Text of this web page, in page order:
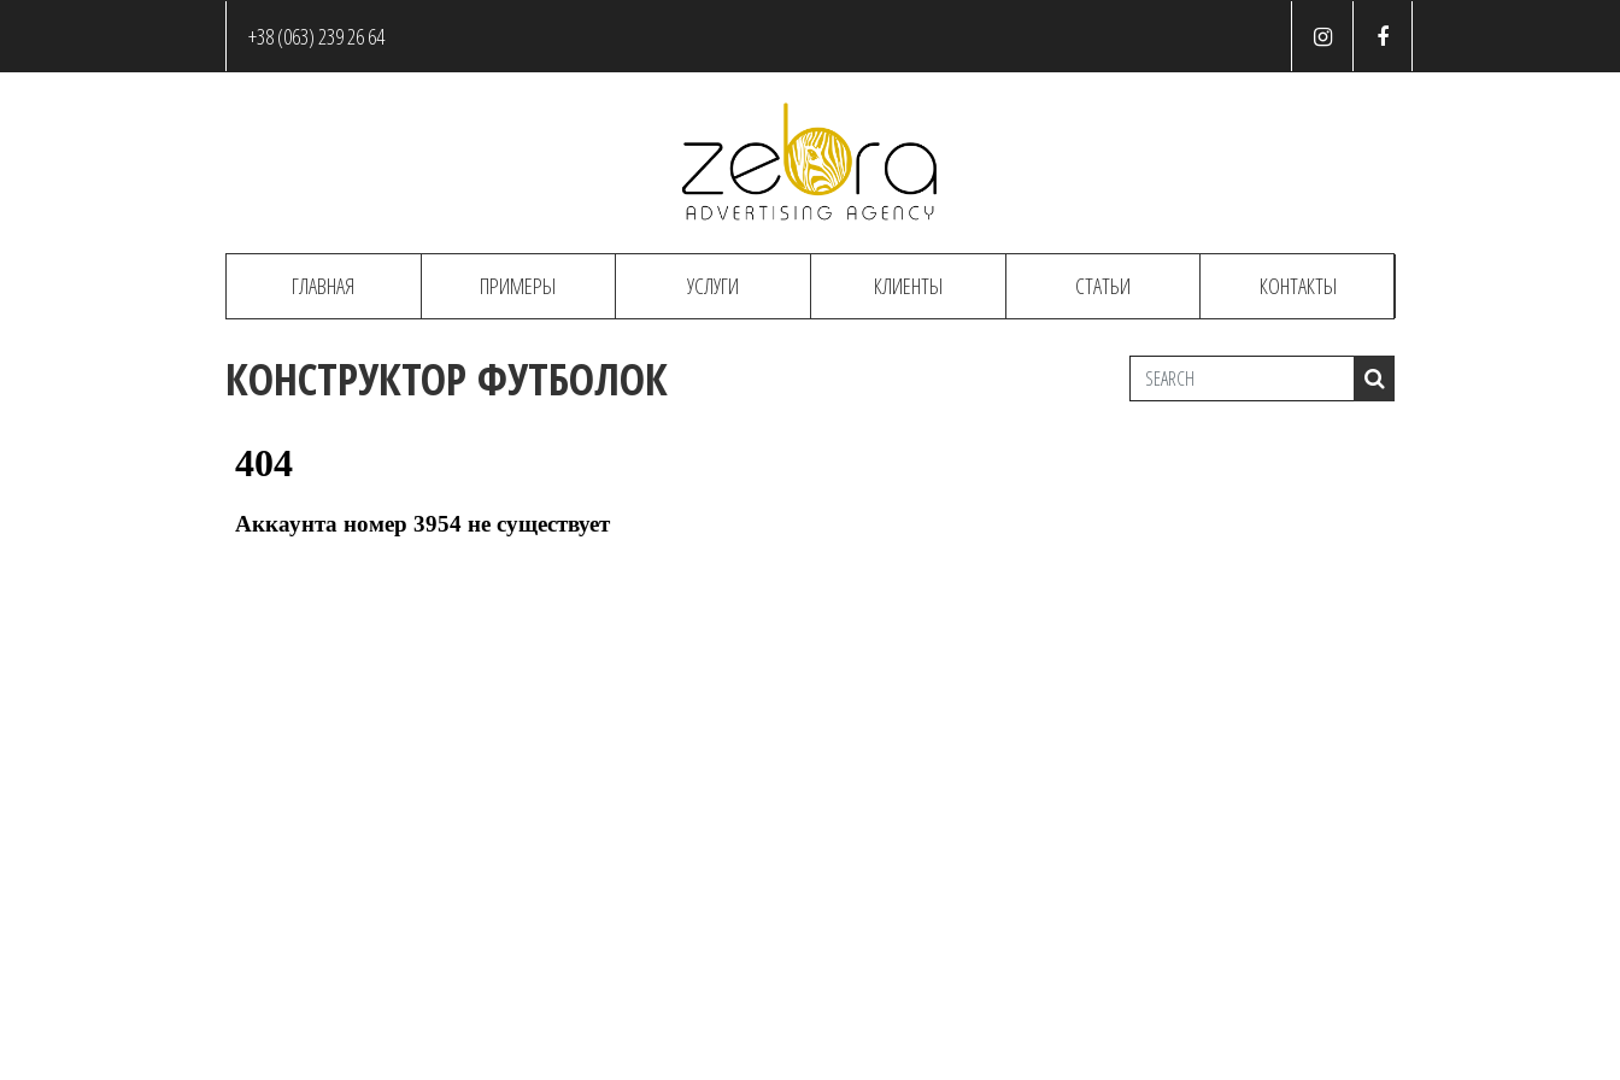
+38 (063) 239 26 64
ГЛАВНАЯ ПРИМЕРЫ УСЛУГИ КЛИЕНТЫ СТАТЬИ КОНТАКТЫ
КОНСТРУКТОР ФУТБОЛОК